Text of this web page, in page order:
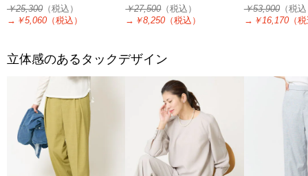
￥25,300 （税込）
→ ￥5,060 （税込）
￥27,500（税込）
→ ￥8,250 （税込）
￥53,900（税
→ ￥16,170（
立体感のあるタックデザイン